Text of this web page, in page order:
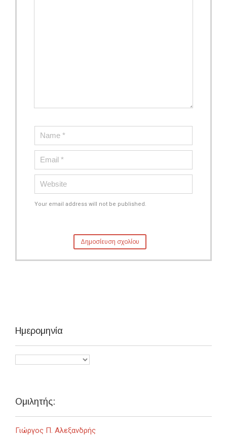
Your email address will not be published.
Ημερομηνία
Ομιλητής:
Γιώργος Π. Αλεξανδρής